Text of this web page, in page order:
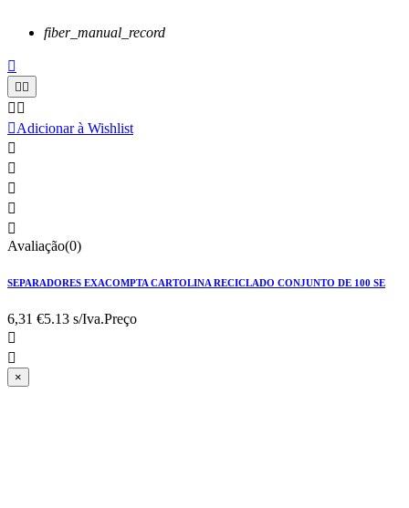
fiber_manual_record

 
 
Adicionar à Wishlist





Avaliação(0)
SEPARADORES EXACOMPTA CARTOLINA RECICLADO CONJUNTO DE 100 SE
6,31 €5.13 s/Iva.Preço


×